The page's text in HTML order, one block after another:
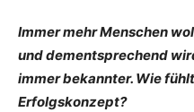
Immer mehr Menschen
und dementsprechend
immer bekannter. Wie
Erfolgskonzept?